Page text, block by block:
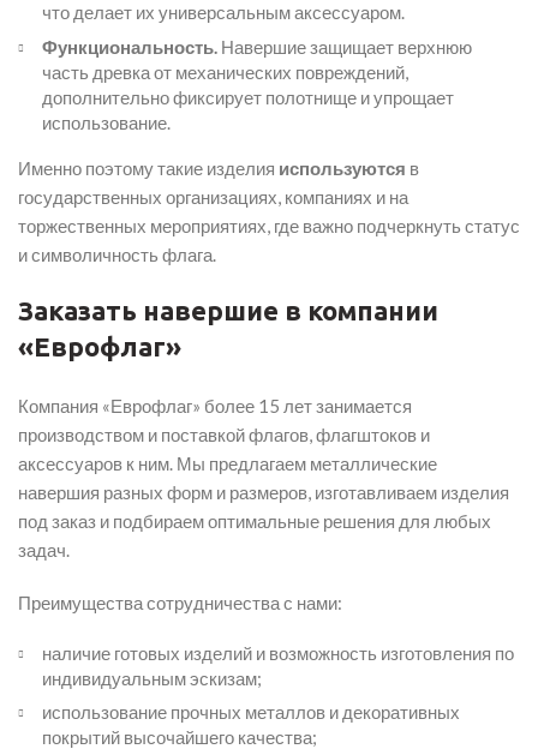
что делает их универсальным аксессуаром.
Функциональность. Навершие защищает верхнюю
часть древка от механических повреждений,
дополнительно фиксирует полотнище и упрощает
использование.
Именно поэтому такие изделия используются в
государственных организациях, компаниях и на
торжественных мероприятиях, где важно подчеркнуть статус
и символичность флага.
Заказать навершие в компании
«Еврофлаг»
Компания «Еврофлаг» более 15 лет занимается
производством и поставкой флагов, флагштоков и
аксессуаров к ним. Мы предлагаем металлические
навершия разных форм и размеров, изготавливаем изделия
под заказ и подбираем оптимальные решения для любых
задач.
Преимущества сотрудничества с нами:
наличие готовых изделий и возможность изготовления по
индивидуальным эскизам;
использование прочных металлов и декоративных
покрытий высочайшего качества;